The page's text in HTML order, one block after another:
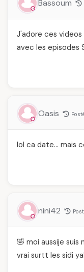
Bassoum
J'adore ces
avec les episodes
Oasis
lol ca date… mais
nini42
🤣 moi aussije
vrai surtt les sidi